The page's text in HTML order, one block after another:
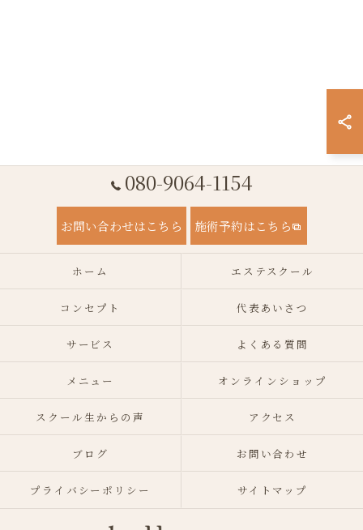
080-9064-1154
お問い合わせはこちら 施術予約はこちら
ホーム エステスクール
コンセプト 代表あいさつ
サービス よくある質問
メニュー オンラインショップ
スクール生からの声 アクセス
ブログ お問い合わせ
プライバシーポリシー サイトマップ